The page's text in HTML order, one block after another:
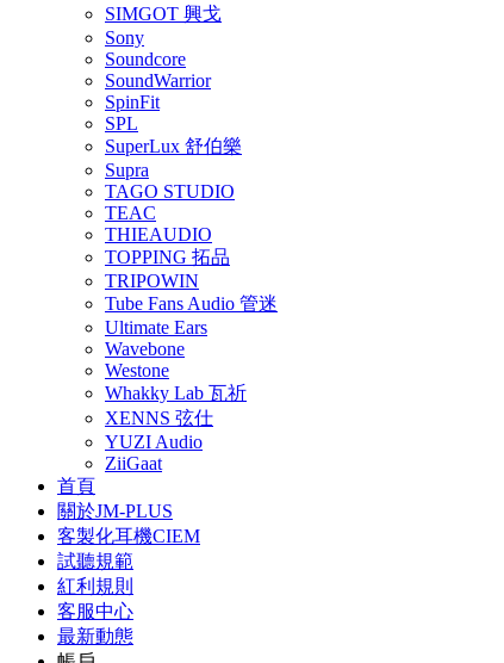
SIMGOT 興戈
Sony
Soundcore
SoundWarrior
SpinFit
SPL
SuperLux 舒伯樂
Supra
TAGO STUDIO
TEAC
THIEAUDIO
TOPPING 拓品
TRIPOWIN
Tube Fans Audio 管迷
Ultimate Ears
Wavebone
Westone
Whakky Lab 瓦祈
XENNS 弦仕
YUZI Audio
ZiiGaat
首頁
關於JM-PLUS
客製化耳機CIEM
試聽規範
紅利規則
客服中心
最新動態